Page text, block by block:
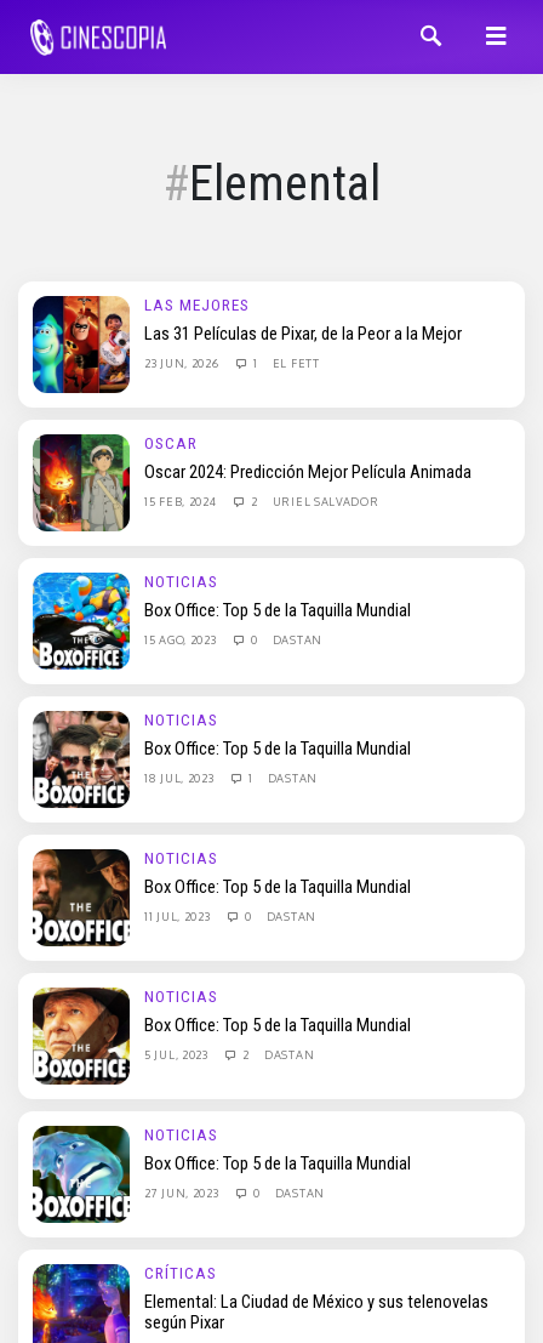
Elemental
LAS MEJORES
Las 31 Películas de Pixar, de la Peor a la Mejor
23 JUN, 2026 1 EL FETT
OSCAR
Oscar 2024: Predicción Mejor Película Animada
15 FEB, 2024 2 URIEL SALVADOR
NOTICIAS
Box Office: Top 5 de la Taquilla Mundial
15 AGO, 2023 0 DASTAN
NOTICIAS
Box Office: Top 5 de la Taquilla Mundial
18 JUL, 2023 1 DASTAN
NOTICIAS
Box Office: Top 5 de la Taquilla Mundial
11 JUL, 2023 0 DASTAN
NOTICIAS
Box Office: Top 5 de la Taquilla Mundial
5 JUL, 2023 2 DASTAN
NOTICIAS
Box Office: Top 5 de la Taquilla Mundial
27 JUN, 2023 0 DASTAN
CRÍTICAS
Elemental: La Ciudad de México y sus telenovelas
según Pixar